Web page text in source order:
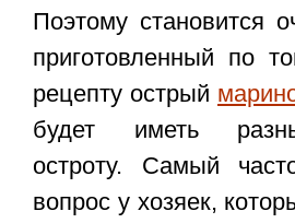
Поэтому становится
приготовленный по
рецепту острый
будет иметь
остроту. Самый
вопрос у хозяек,